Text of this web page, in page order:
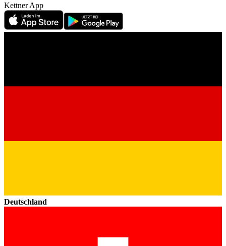
Kettner App
Deutschland